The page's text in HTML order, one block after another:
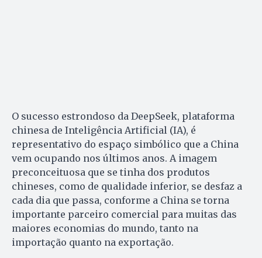
O sucesso estrondoso da DeepSeek, plataforma
chinesa de Inteligência Artificial (IA), é
representativo do espaço simbólico que a China
vem ocupando nos últimos anos. A imagem
preconceituosa que se tinha dos produtos
chineses, como de qualidade inferior, se desfaz a
cada dia que passa, conforme a China se torna
importante parceiro comercial para muitas das
maiores economias do mundo, tanto na
importação quanto na exportação.